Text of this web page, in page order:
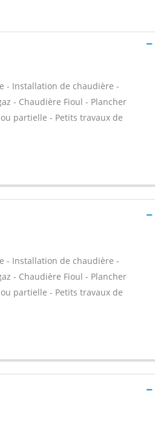
- Installation de chaudière -
- Chaudière Fioul - Plancher
partielle - Petits travaux de
- Installation de chaudière -
- Chaudière Fioul - Plancher
partielle - Petits travaux de